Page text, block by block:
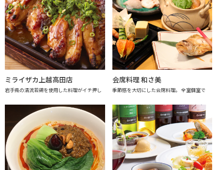
ミライザカ上越高田店
岩手県の清流若鶏を使用した料理がイチ押し
会席料理 和さ美
季節感を大切にした会席料理。 全室個室で